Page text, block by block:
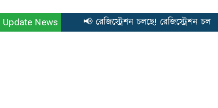
Update News 📢 রেজিস্ট্রেশন চলছে! রেজিস্ট্রেশন